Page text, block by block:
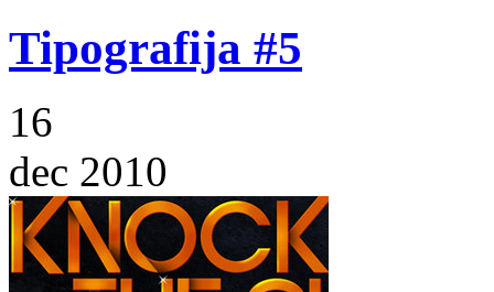
Tipografija #5
16
dec 2010